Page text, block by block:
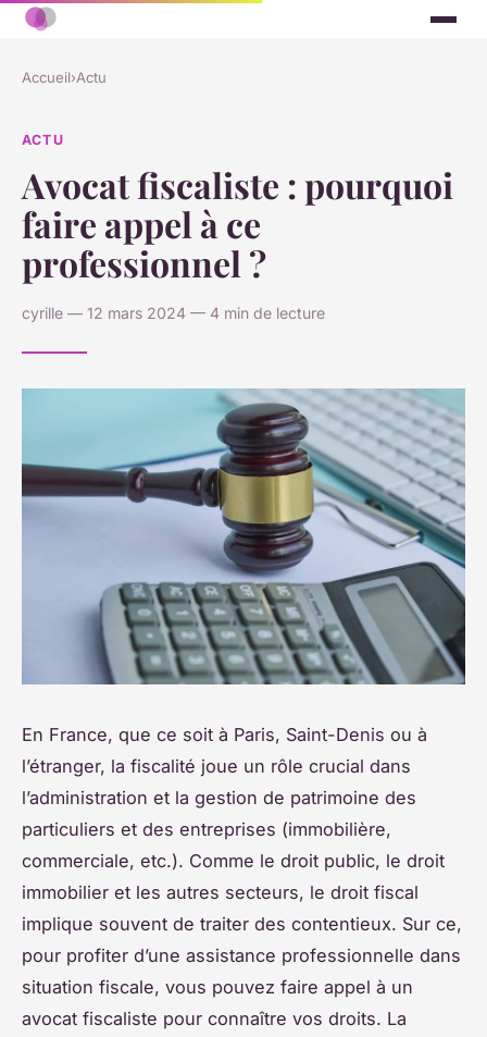
Accueil›Actu
ACTU
Avocat fiscaliste : pourquoi
faire appel à ce
professionnel ?
cyrille — 12 mars 2024 — 4 min de lecture
En France, que ce soit à Paris, Saint-Denis ou à
l’étranger, la fiscalité joue un rôle crucial dans
l’administration et la gestion de patrimoine des
particuliers et des entreprises (immobilière,
commerciale, etc.). Comme le droit public, le droit
immobilier et les autres secteurs, le droit fiscal
implique souvent de traiter des contentieux. Sur ce,
pour profiter d’une assistance professionnelle dans
situation fiscale, vous pouvez faire appel à un
avocat fiscaliste pour connaître vos droits. La